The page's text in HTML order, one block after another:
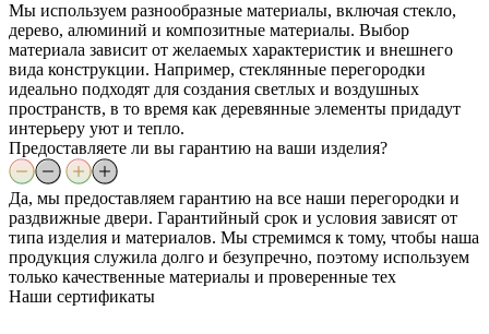
Мы используем разнообразные материалы, включая стекло,
дерево, алюминий и композитные материалы. Выбор
материала зависит от желаемых характеристик и внешнего
вида конструкции. Например, стеклянные перегородки
идеально подходят для создания светлых и воздушных
пространств, в то время как деревянные элементы придадут
интерьеру уют и тепло.
Предоставляете ли вы гарантию на ваши изделия?
Да, мы предоставляем гарантию на все наши перегородки и
раздвижные двери. Гарантийный срок и условия зависят от
типа изделия и материалов. Мы стремимся к тому, чтобы наша
продукция служила долго и безупречно, поэтому используем
только качественные материалы и проверенные тех
Наши сертификаты